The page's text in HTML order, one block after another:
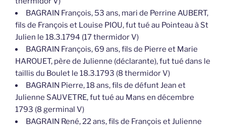
BAGRAIN François, 53 ans, mari de Perrine AUBERT,
fils de François et Louise PIOU, fut tué au Pointeau à St
Julien le 18.3.1794 (17 thermidor V)
BAGRAIN François, 69 ans, fils de Pierre et Marie
HAROUET, père de Julienne (déclarante), fut tué dans le
taillis du Boulet le 18.3.1793 (8 thermidor V)
BAGRAIN Pierre, 18 ans, fils de défunt Jean et
Julienne SAUVETRE, fut tué au Mans en décembre
1793 (8 germinal V)
BAGRAIN René, 22 ans, fils de François et Julienne